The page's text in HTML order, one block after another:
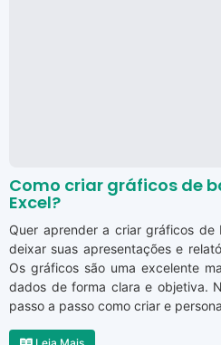
Como criar gráficos de
Excel?
Quer aprender a criar gráficos de
deixar suas apresentações e
Os gráficos são uma excelente
dados de forma clara e objetiva.
passo a passo como criar e